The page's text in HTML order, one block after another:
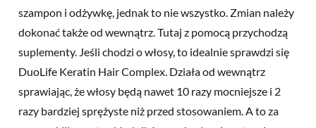
szampon i odżywkę, jednak to nie wszystko. Zmian należy
dokonać także od wewnątrz. Tutaj z pomocą przychodzą
suplementy. Jeśli chodzi o włosy, to idealnie sprawdzi się
DuoLife Keratin Hair Complex. Działa od wewnątrz
sprawiając, że włosy będą nawet 10 razy mocniejsze i 2
razy bardziej sprężyste niż przed stosowaniem. A to za